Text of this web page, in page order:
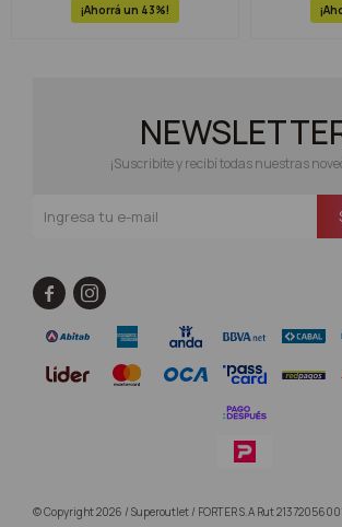
43
¡Suscribite y recibí todas nuestras
 
© Copyright 2026 / Superoutlet / FORTER S.A Rut